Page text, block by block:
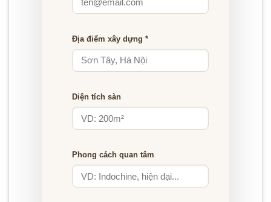
Địa điểm xây dựng *
Diện tích sàn
Phong cách quan tâm